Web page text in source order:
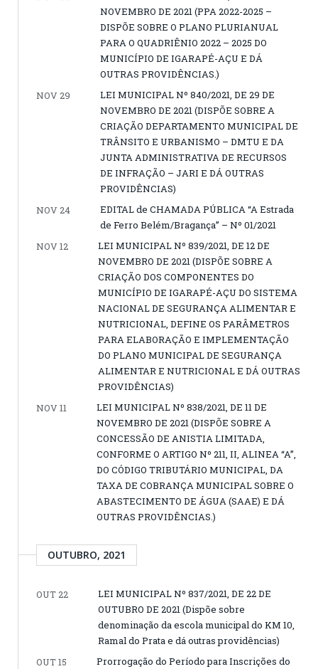
NOVEMBRO DE 2021 (PPA 2022-2025 –
DISPÕE SOBRE O PLANO PLURIANUAL
PARA O QUADRIÊNIO 2022 – 2025 DO
MUNICÍPIO DE IGARAPÉ-AÇU E DÁ
OUTRAS PROVIDÊNCIAS.)
NOV 29
LEI MUNICIPAL Nº 840/2021, DE 29 DE
NOVEMBRO DE 2021 (DISPÕE SOBRE A
CRIAÇÃO DEPARTAMENTO MUNICIPAL DE
TRÂNSITO E URBANISMO – DMTU E DA
JUNTA ADMINISTRATIVA DE RECURSOS
DE INFRAÇÃO – JARI E DÁ OUTRAS
PROVIDÊNCIAS)
NOV 24
EDITAL de CHAMADA PÚBLICA “A Estrada
de Ferro Belém/Bragança” – Nº 01/2021
NOV 12
LEI MUNICIPAL Nº 839/2021, DE 12 DE
NOVEMBRO DE 2021 (DISPÕE SOBRE A
CRIAÇÃO DOS COMPONENTES DO
MUNICÍPIO DE IGARAPÉ-AÇU DO SISTEMA
NACIONAL DE SEGURANÇA ALIMENTAR E
NUTRICIONAL, DEFINE OS PARÂMETROS
PARA ELABORAÇÃO E IMPLEMENTAÇÃO
DO PLANO MUNICIPAL DE SEGURANÇA
ALIMENTAR E NUTRICIONAL E DÁ OUTRAS
PROVIDÊNCIAS)
NOV 11
LEI MUNICIPAL Nº 838/2021, DE 11 DE
NOVEMBRO DE 2021 (DISPÕE SOBRE A
CONCESSÃO DE ANISTIA LIMITADA,
CONFORME O ARTIGO Nº 211, II, ALINEA “A”,
DO CÓDIGO TRIBUTÁRIO MUNICIPAL, DA
TAXA DE COBRANÇA MUNICIPAL SOBRE O
ABASTECIMENTO DE ÁGUA (SAAE) E DÁ
OUTRAS PROVIDÊNCIAS.)
OUTUBRO, 2021
OUT 22
LEI MUNICIPAL Nº 837/2021, DE 22 DE
OUTUBRO DE 2021 (Dispõe sobre
denominação da escola municipal do KM 10,
Ramal do Prata e dá outras providências)
OUT 15
Prorrogação do Período para Inscrições do